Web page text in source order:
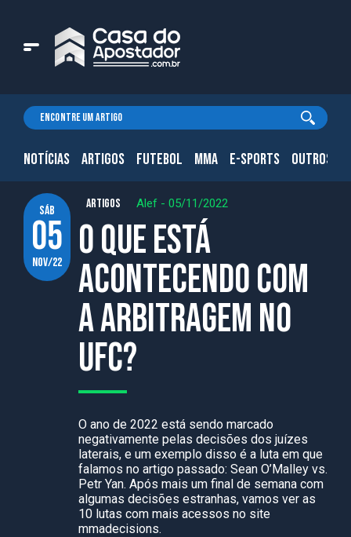
NOTÍCIAS ARTIGOS FUTEBOL MMA E-SPORTS OUTROS.
sáb
05
nov/22
ARTIGOS Alef - 05/11/2022
O que está
acontecendo com
a arbitragem no
UFC?
O ano de 2022 está sendo marcado
negativamente pelas decisões dos juízes
laterais, e um exemplo disso é a luta em que
falamos no artigo passado: Sean O’Malley vs.
Petr Yan. Após mais um final de semana com
algumas decisões estranhas, vamos ver as
10 lutas com mais acessos no site
mmadecisions.